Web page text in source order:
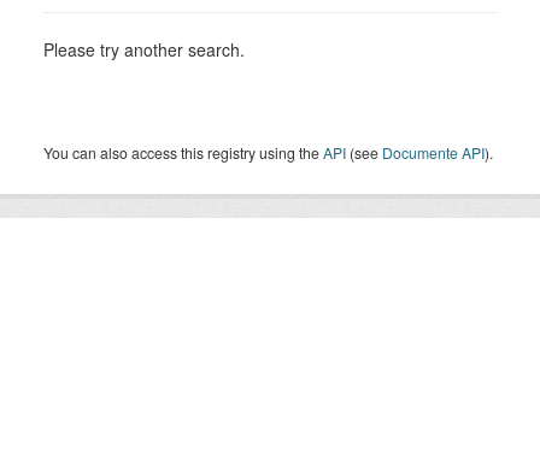
Please try another search.
You can also access this registry using theAPI (see Documente API).